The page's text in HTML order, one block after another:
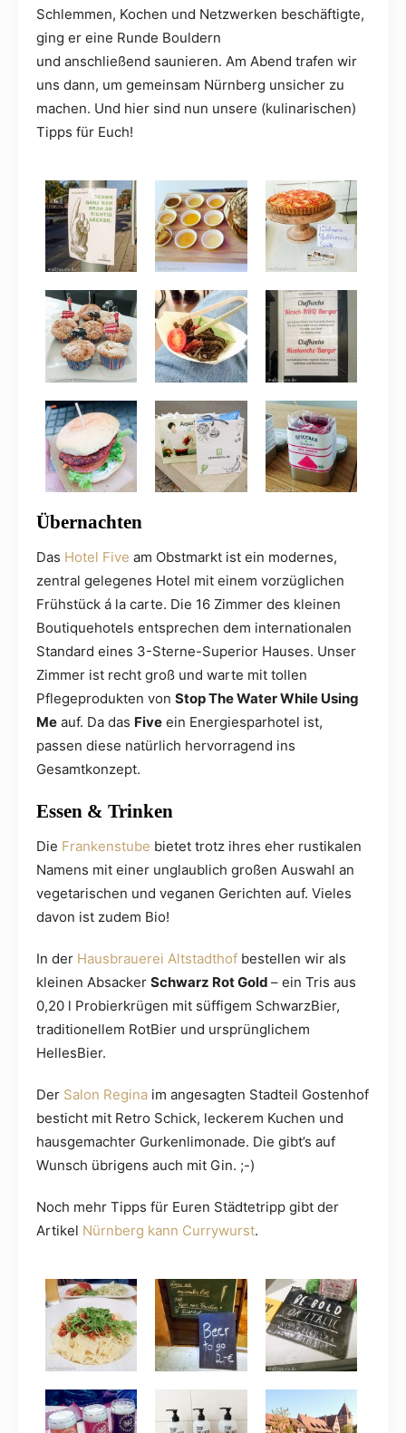
Schlemmen, Kochen und Netzwerken beschäftigte,
ging er eine Runde Bouldern
und anschließend saunieren. Am Abend trafen wir
uns dann, um gemeinsam Nürnberg unsicher zu
machen. Und hier sind nun unsere (kulinarischen)
Tipps für Euch!
Übernachten
Das Hotel Five am Obstmarkt ist ein modernes,
zentral gelegenes Hotel mit einem vorzüglichen
Frühstück á la carte. Die 16 Zimmer des kleinen
Boutiquehotels entsprechen dem internationalen
Standard eines 3-Sterne-Superior Hauses. Unser
Zimmer ist recht groß und warte mit tollen
Pflegeprodukten von Stop The Water While Using
Me auf. Da das Five ein Energiesparhotel ist,
passen diese natürlich hervorragend ins
Gesamtkonzept.
Essen & Trinken
Die Frankenstube bietet trotz ihres eher rustikalen
Namens mit einer unglaublich großen Auswahl an
vegetarischen und veganen Gerichten auf. Vieles
davon ist zudem Bio!
In der Hausbrauerei Altstadthof bestellen wir als
kleinen Absacker Schwarz Rot Gold – ein Tris aus
0,20 l Probierkrügen mit süffigem SchwarzBier,
traditionellem RotBier und ursprünglichem
HellesBier.
Der Salon Regina im angesagten Stadteil Gostenhof
besticht mit Retro Schick, leckerem Kuchen und
hausgemachter Gurkenlimonade. Die gibt’s auf
Wunsch übrigens auch mit Gin. ;-)
Noch mehr Tipps für Euren Städtetripp gibt der
Artikel Nürnberg kann Currywurst.